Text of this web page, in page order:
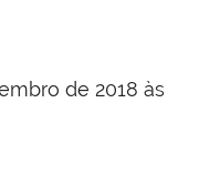
de 2018 às